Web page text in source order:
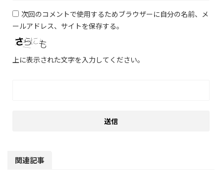
次回のコメントで使用するためブラウザーに自分の名前、メ
ールアドレス、サイトを保存する。
上に表示された文字を入力してください。
関連記事